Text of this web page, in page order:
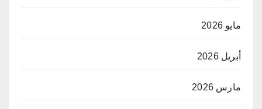
مايو 2026
أبريل 2026
مارس 2026